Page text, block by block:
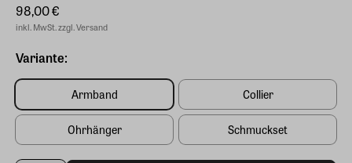
98,00 €
inkl. MwSt. zzgl. Versand
Variante:
Armband Collier
Ohrhänger Schmuckset